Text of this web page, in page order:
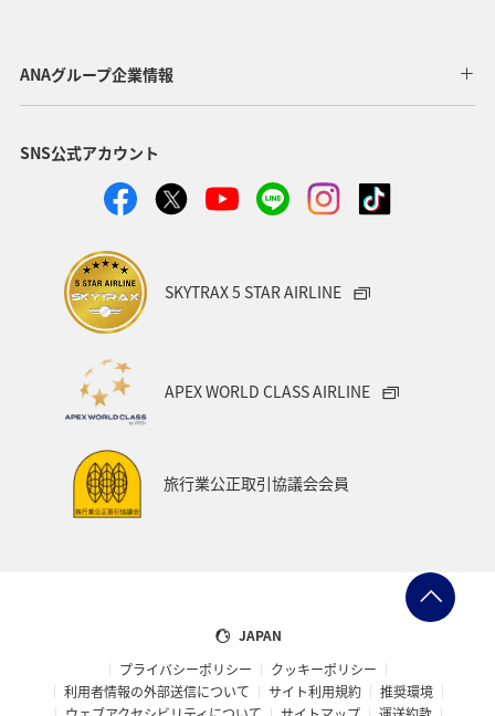
歴史・文化・芸術 ANA Mall ライフ 日常
ショッピング＆ライフ
ANAショッピング A-style ワイン ベルギー
スイス 夏
ANAグループ企業情報
SNS公式アカウント
SKYTRAX 5 STAR AIRLINE
APEX WORLD CLASS AIRLINE
旅行業公正取引協議会会員
JAPAN
プライバシーポリシー
クッキーポリシー
利用者情報の外部送信について
サイト利用規約
推奨環境